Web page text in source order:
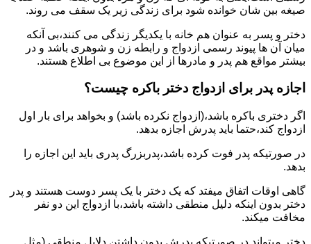
صیغه بین شان خوانده شود برای زندگی زیر یک سقف می روند.
دختر و پسر به عنوان هم خانه با یکدیگر زندگی می کنند،بی آنکه
میان آن ها پیوند رسمی ازدواج و رابطه زن و شوهری باشد و در
بیشتر مواقع هم پدر و مادرها از این موضوع بی اطلاع هستند.
اجازه پدر برای ازدواج دختر باکره چیست؟
اگر دختری باکره باشد،(ازدواج نکرده باشد) و بخواهد برای بار اول
ازدواج کند،حتما باید پدرش اجازه بدهد.
در صورتیکه پدر فوت کرده باشد،پدربزرگ پدری باید این اجازه را
بدهد.
گاهی اوقات اتفاق میفتد که یک دختر با یک پسر دوست هستند و پدر
دختر بدون اینکه دلیل منطقی داشته باشد،با ازدواج این دو نفر
مخافت میکند.
دختر میتواند در صورتیکه پدرش بدون داشتن دلایل منطقی (مثل